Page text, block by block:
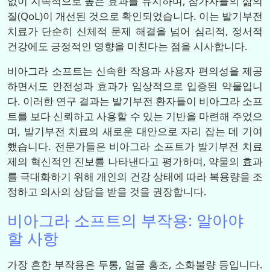
질(QoL)이 개선된 것으로 확인되었습니다. 이는 발기부전
치료가 단순히 신체적 문제 해결을 넘어 심리적, 정서적
건강에도 긍정적인 영향을 미친다는 점을 시사합니다.
비아그라 소프트는 신속한 작용과 사용자 편의성을 제공
하면서도 안전성과 효과가 임상적으로 입증된 약물입니
다. 이러한 연구 결과는 발기부전 환자들이 비아그라 소프
트를 보다 신뢰하고 사용할 수 있는 기반을 마련해 주었으
며, 발기부전 치료의 새로운 대안으로 자리 잡는 데 기여
했습니다. 전문가들은 비아그라 소프트가 발기부전 치료
제의 혁신적인 진보를 나타낸다고 평가하며, 약물의 효과
를 극대화하기 위해 개인의 건강 상태에 따라 복용량을 조
정하고 의사의 상담을 받을 것을 권장합니다.
비아그라 소프트의 부작용: 알아야
할 사항
가장 흔한 부작용은 두통, 얼굴 홍조, 소화불량 등입니다.